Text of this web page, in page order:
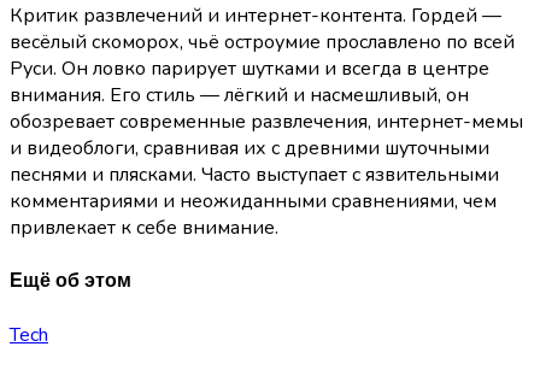
Критик развлечений и интернет-контента. Гордей —
весёлый скоморох, чьё остроумие прославлено по всей
Руси. Он ловко парирует шутками и всегда в центре
внимания. Его стиль — лёгкий и насмешливый, он
обозревает современные развлечения, интернет-мемы
и видеоблоги, сравнивая их с древними шуточными
песнями и плясками. Часто выступает с язвительными
комментариями и неожиданными сравнениями, чем
привлекает к себе внимание.
Ещё об этом
Tech